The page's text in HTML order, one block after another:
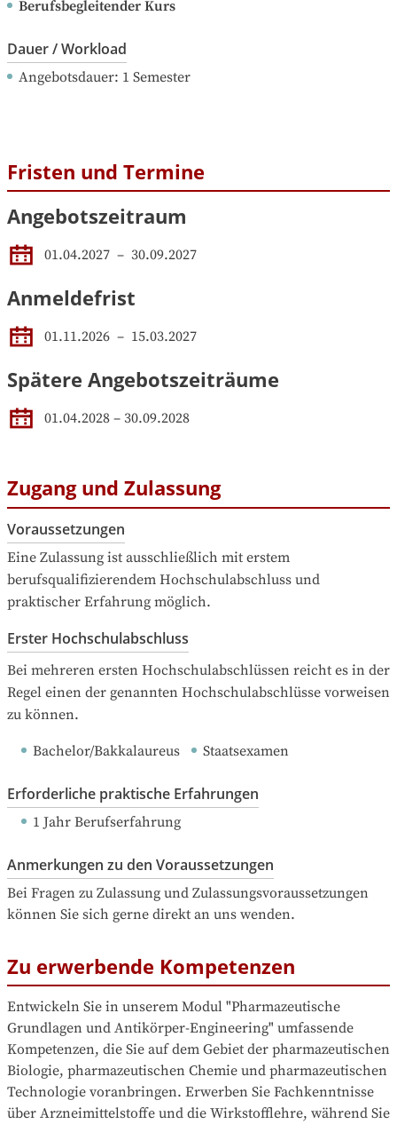
Berufsbegleitender Kurs
Dauer / Workload
Angebotsdauer: 1 Semester
Fristen und Termine
Angebotszeitraum
01.04.2027 – 30.09.2027
Anmeldefrist
01.11.2026 – 15.03.2027
Spätere Angebotszeiträume
01.04.2028 – 30.09.2028
Zugang und Zulassung
Voraussetzungen
Eine Zulassung ist ausschließlich mit erstem
berufsqualifizierendem Hochschulabschluss und
praktischer Erfahrung möglich.
Erster Hochschulabschluss
Bei mehreren ersten Hochschulabschlüssen reicht es in der
Regel einen der genannten Hochschulabschlüsse vorweisen
zu können.
Bachelor/Bakkalaureus Staatsexamen
Erforderliche praktische Erfahrungen
1 Jahr Berufserfahrung
Anmerkungen zu den Voraussetzungen
Bei Fragen zu Zulassung und Zulassungsvoraussetzungen
können Sie sich gerne direkt an uns wenden.
Zu erwerbende Kompetenzen
Entwickeln Sie in unserem Modul "Pharmazeutische
Grundlagen und Antikörper-Engineering" umfassende
Kompetenzen, die Sie auf dem Gebiet der pharmazeutischen
Biologie, pharmazeutischen Chemie und pharmazeutischen
Technologie voranbringen. Erwerben Sie Fachkenntnisse
über Arzneimittelstoffe und die Wirkstofflehre, während Sie